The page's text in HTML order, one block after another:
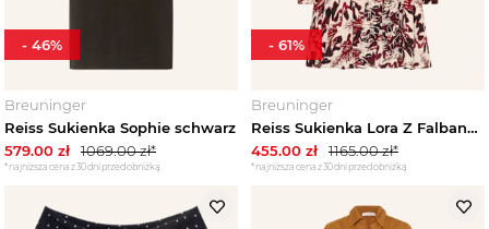
Breuninger
Reiss Sukienka Sophie schwarz
579.00 zł 1069.00zł*
*najniższa cena z 30 dni przed obniżką
- 46%
Breuninger
Reiss Sukienka Lora Z Falbankami rot
455.00 zł 1165.00zł*
*najniższa cena z 30 dni przed obniżką
- 61%